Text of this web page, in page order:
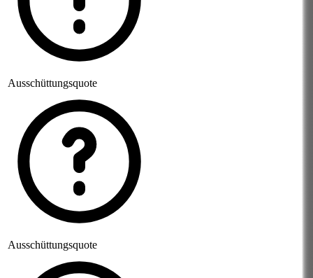
Ausschüttungsquote
Ausschüttungsquote